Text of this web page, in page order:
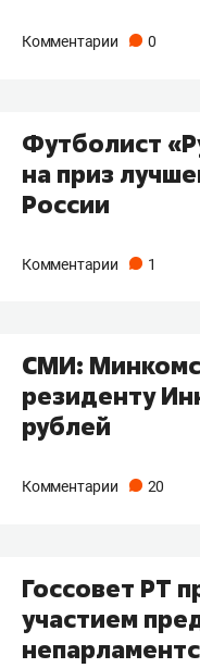
Комментарии 0
Футболист
на приз
России
Комментарии 1
СМИ:
резиденту
рублей
Комментарии 20
Госсовет РТ
участием